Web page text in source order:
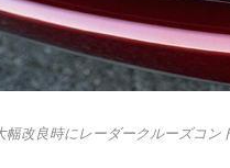
幅改良時にレーダークルーズコン